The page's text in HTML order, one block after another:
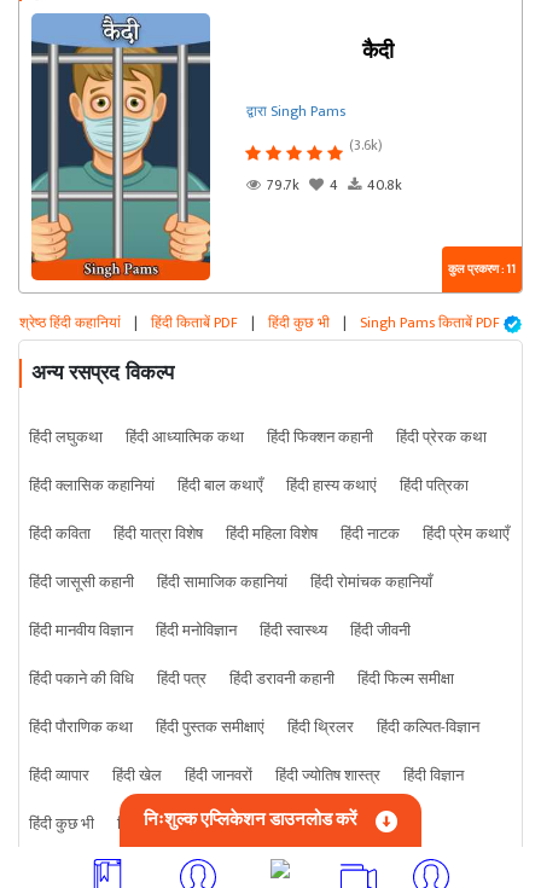
कैदी
द्वारा Singh Pams
(3.6k)
79.7k
4 40.8k
कुल प्रकरण : 11
श्रेष्ठ हिंदी कहानियां | हिंदी किताबें PDF | हिंदी कुछ भी | Singh Pams किताबें PDF
अन्य रसप्रद विकल्प
हिंदी लघुकथा हिंदी आध्यात्मिक कथा हिंदी फिक्शन कहानी
हिंदी प्रेरक कथा
हिंदी क्लासिक कहानियां
हिंदी बाल कथाएँ हिंदी हास्य कथाएं
हिंदी पत्रिका
हिंदी कविता
हिंदी यात्रा विशेष हिंदी महिला विशेष हिंदी नाटक
हिंदी प्रेम कथाएँ
हिंदी जासूसी कहानी
हिंदी सामाजिक कहानियां
हिंदी रोमांचक कहानियाँ
हिंदी मानवीय विज्ञान
हिंदी मनोविज्ञान हिंदी स्वास्थ्य
हिंदी जीवनी
हिंदी पकाने की विधि
हिंदी पत्र हिंदी डरावनी कहानी
हिंदी फिल्म समीक्षा
हिंदी पौराणिक कथा
हिंदी पुस्तक समीक्षाएं हिंदी थ्रिलर
हिंदी कल्पित-विज्ञान
हिंदी व्यापार
हिंदी खेल हिंदी जानवरों हिंदी ज्योतिष शास्त्र
हिंदी विज्ञान
हिंदी कुछ भी
हिंदी क्राइम कहानी
निःशुल्क एप्लिकेशन डाउनलोड करें